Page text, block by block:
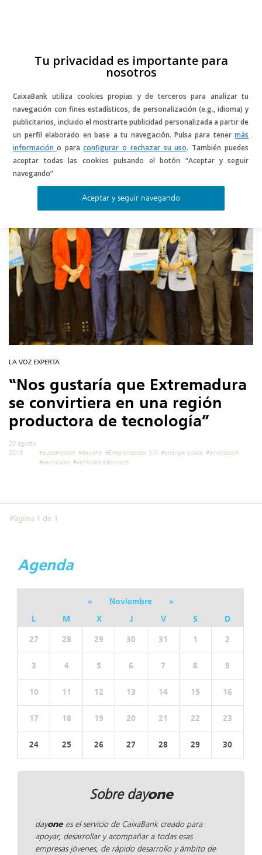
Tu privacidad es importante para
nosotros
CaixaBank utiliza cookies propias y de terceros para analizar tu
navegación con fines estadísticos, de personalización (e.g., idioma) y
publicitarios, incluido el mostrarte publicidad personalizada a partir de
un perfil elaborado en base a tu navegación. Pulsa para tenermás
informacióno paraconfigurar o rechazar su uso. También puedes
aceptar todas las cookies pulsando el botón “Aceptar y seguir
navegando”
Aceptar y seguir navegando
vehiculos electricos
LA VOZ EXPERTA
“Nos gustaría que Extremadura
se convirtiera en una región
productora de tecnología”
20 agosto
2019
#automocion #dayone #Emprendedor XXI #energia eolica #innovacion
#vechiculos #vehiculos electricos
Pàgina 1 de 1
Agenda
« Noviembre
»
L
M X J V S D
27 28 29 30 31 1 2
3 4 5 6 7 8 9
10 11 12 13 14 15 16
17 18 19 20 21 22 23
24 25 26 27 28 29 30
Sobre dayone
dayone es el servicio de CaixaBank creado para
apoyar, desarrollar y acompañar a todas esas
empresas jóvenes, de rápido desarrollo y ámbito de